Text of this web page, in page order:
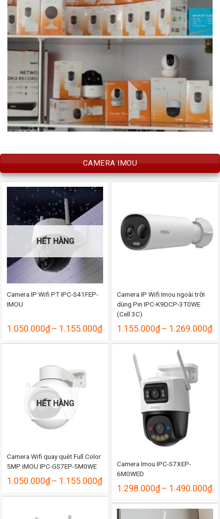
CAMERA IMOU
HẾT HÀNG
Camera IP Wifi PT IPC-S41FEP-
IMOU
1.050.000₫– 1.155.000₫Khoảng
từ
1.050.000₫
1.155.000₫
Camera IP Wifi Imou ngoài trời
dùng Pin IPC-K9DCP-3T0WE
(Cell 3C)
1.155.000₫– 1.269.000₫
từ
HẾT HÀNG
Camera Wifi quay quét Full Color
5MP iMOU IPC-GS7EP-5M0WE
1.050.000₫– 1.155.000₫Khoảng
từ
1.050.000₫
Camera Imou IPC-S7XEP-
6M0WED
1.298.000₫– 1.490.000₫
từ